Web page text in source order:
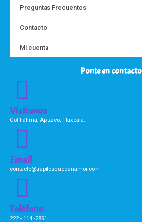
Preguntas Frecuentes
Contacto
Mi cuenta
Ponte en contacto
Visítanos
Col Fátima, Apizaco, Tlaxcala.
Email
contacto@trapitosquedanamor.com
Teléfono
222 - 114 -2891